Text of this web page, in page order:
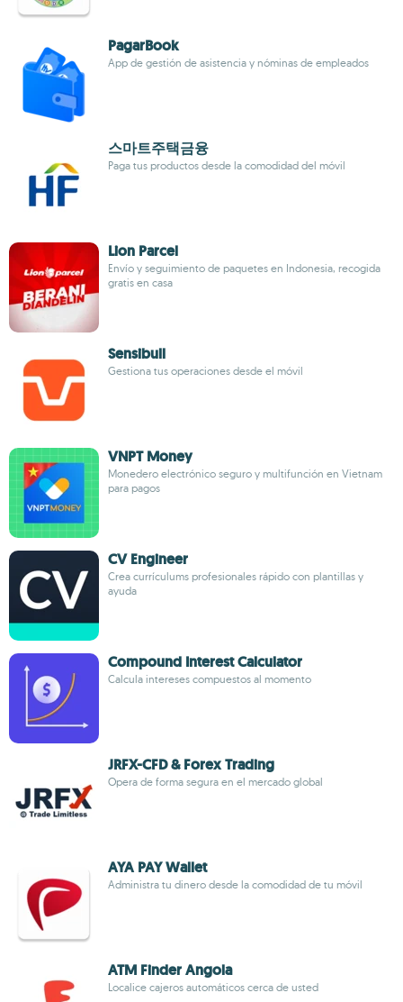
PagarBook
App de gestión de asistencia y nóminas de empleados
스마트주택금융
Paga tus productos desde la comodidad del móvil
Lion Parcel
Envío y seguimiento de paquetes en Indonesia, recogida
gratis en casa
Sensibull
Gestiona tus operaciones desde el móvil
VNPT Money
Monedero electrónico seguro y multifunción en Vietnam
para pagos
CV Engineer
Crea currículums profesionales rápido con plantillas y
ayuda
Compound Interest Calculator
Calcula intereses compuestos al momento
JRFX-CFD & Forex Trading
Opera de forma segura en el mercado global
AYA PAY Wallet
Administra tu dinero desde la comodidad de tu móvil
ATM Finder Angola
Localice cajeros automáticos cerca de usted